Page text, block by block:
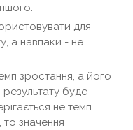
для
а навпаки - не
зростання, а його
результату буде
не темп
значення